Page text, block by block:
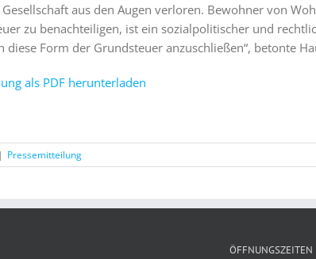
aus den Augen verloren. Bewohner von
zu benachteiligen, ist ein sozialpolitischer und
diese Form der Grundsteuer anzuschließen“, betonte
als PDF herunterladen
| Pressemitteilung
ÖFFNUNGSZEITEN